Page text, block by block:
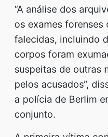
“A análise dos
os exames forenses
falecidas, incluindo
corpos foram
suspeitas de outras
pelos acusados”,
a polícia de Berlim
conjunto.